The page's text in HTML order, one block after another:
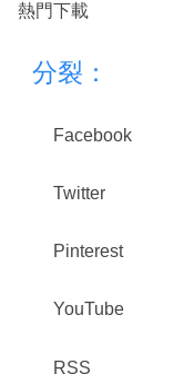
熱門下載
分裂：
Facebook
Twitter
Pinterest
YouTube
RSS